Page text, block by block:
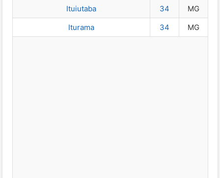
Ituiutaba 34
MG
Iturama
34 MG